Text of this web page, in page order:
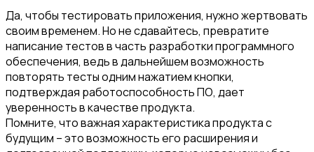
Да, чтобы тестировать приложения, нужно жертвовать
своим временем. Но не сдавайтесь, превратите
написание тестов в часть разработки программного
обеспечения, ведь в дальнейшем возможность
повторять тесты одним нажатием кнопки,
подтверждая работоспособность ПО, дает
уверенность в качестве продукта.
Помните, что важная характеристика продукта с
будущим – это возможность его расширения и